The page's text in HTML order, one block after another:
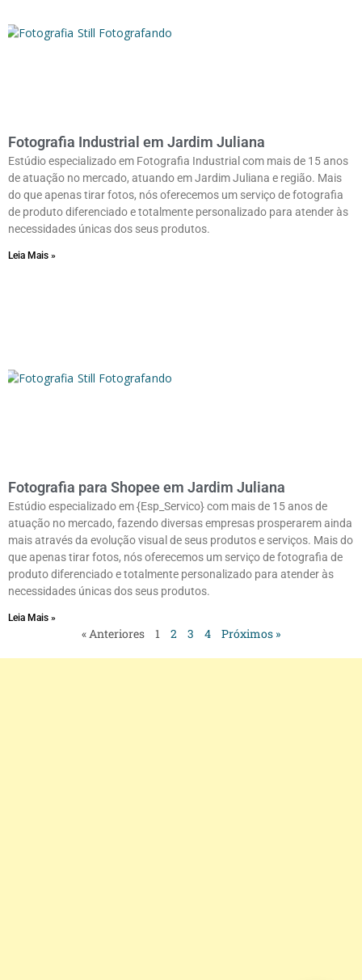
Fotografia Industrial em Jardim Juliana
Estúdio especializado em Fotografia Industrial com mais de 15 anos
de atuação no mercado, atuando em Jardim Juliana e região. Mais
do que apenas tirar fotos, nós oferecemos um serviço de fotografia
de produto diferenciado e totalmente personalizado para atender às
necessidades únicas dos seus produtos.
Leia Mais »
Fotografia para Shopee em Jardim Juliana
Estúdio especializado em {Esp_Servico} com mais de 15 anos de
atuação no mercado, fazendo diversas empresas prosperarem ainda
mais através da evolução visual de seus produtos e serviços. Mais do
que apenas tirar fotos, nós oferecemos um serviço de fotografia de
produto diferenciado e totalmente personalizado para atender às
necessidades únicas dos seus produtos.
Leia Mais »
« Anteriores 1 2 3 4 Próximos »